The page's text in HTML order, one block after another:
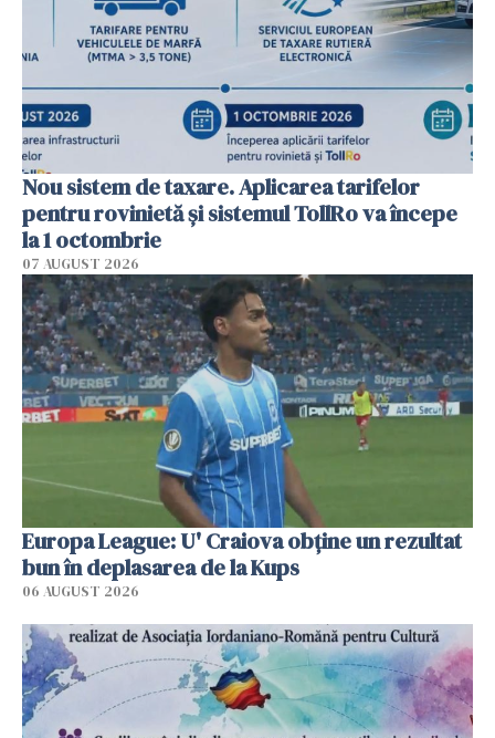
Nou sistem de taxare. Aplicarea tarifelor
pentru rovinietă şi sistemul TollRo va începe
la 1 octombrie
07 AUGUST 2026
Europa League: U' Craiova obține un rezultat
bun în deplasarea de la Kups
06 AUGUST 2026